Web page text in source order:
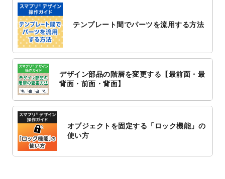
2022/10/20
2022/10/14
年賀ポスターのデザインテンプレートを公
2022/10/6
チラシ作成からポスティング配布注文まで
2022/10/1
2023年版1月始まりのカレンダーデザイン
2022/9/21
コンサートのチラシデザインテンプレート
2022/9/5
年賀状のデザインテンプレート
2022/9/5
喪中はがきのデザインテンプレートを公開
テンプレート間でパーツを流用する方法
デザイン部品の階層を変更する【最前面・最
背面・前面・背面】
オブジェクトを固定する「ロック機能」の
使い方